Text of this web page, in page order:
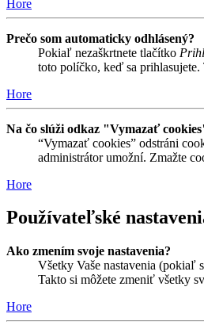
Hore
Prečo som automaticky odhlásený?
Pokiaľ nezaškrtnete tlačítko
toto políčko, keď sa
Hore
Na čo slúži odkaz "Vymazať
“Vymazať cookies” odstráni
administrátor umožní. Zmažte
Hore
Používateľské
Ako zmením svoje nastavenia?
Všetky Vaše nastavenia (pokiaľ
Takto si môžete zmeniť všetky
Hore